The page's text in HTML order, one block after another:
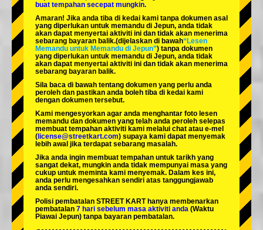
Okinawa
buat tempahan secepat mungkin.
Amaran! Jika anda tiba di kedai kami tanpa dokumen asal
yang diperlukan untuk memandu di Jepun, anda tidak
akan dapat menyertai aktiviti ini dan tidak akan menerima
sebarang bayaran balik.(dijelaskan di bawah“Lesen
Memandu untuk Memandu di Jepun”) tanpa dokumen
yang diperlukan untuk memandu di Jepun, anda tidak
akan dapat menyertai aktiviti ini dan tidak akan menerima
sebarang bayaran balik.
Sila baca di bawah tentang dokumen yang perlu anda
peroleh dan pastikan anda boleh tiba di kedai kami
dengan dokumen tersebut.
Kami mengesyorkan agar anda menghantar foto lesen
memandu dan dokumen yang telah anda peroleh selepas
membuat tempahan aktiviti kami melalui chat atau e-mel
( license@streetkart.com) supaya kami dapat menyemak
lebih awal jika terdapat sebarang masalah.
Jika anda ingin membuat tempahan untuk tarikh yang
sangat dekat, mungkin anda tidak mempunyai masa yang
cukup untuk meminta kami menyemak. Dalam kes ini,
anda perlu mengesahkan sendiri atas tanggungjawab
anda sendiri.
Polisi pembatalan STREET KART hanya membenarkan
pembatalan 7 hari sebelum masa aktiviti anda (Waktu
Piawai Jepun) tanpa bayaran pembatalan.